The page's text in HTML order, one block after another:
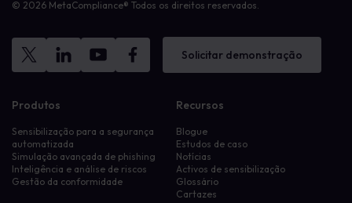
© 2026 MetaCompliance® Todos os direitos reservados.
Solicitar demonstração
Produtos
Sensibilização para a segurança
automatizada
Simulação avançada de phishing
Inteligência e análise de riscos
Gestão da conformidade
Recursos
Blogue
Estudos de caso
Notícias
Activos de sensibilização
Glossário
Cartazes